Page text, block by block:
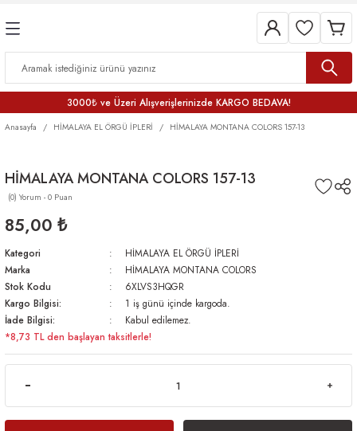
3000₺ ve Üzeri Alışverişlerinizde KARGO BEDAVA!
Anasayfa HİMALAYA EL ÖRGÜ İPLERİ HİMALAYA MONTANA COLORS 157-13
HİMALAYA MONTANA COLORS 157-13
(0) Yorum - 0 Puan
85,00 ₺
Kategori
HİMALAYA EL ÖRGÜ İPLERİ
Marka
HİMALAYA MONTANA COLORS
Stok Kodu
6XLVS3HQGR
Kargo Bilgisi:
1 iş günü içinde kargoda.
İade Bilgisi:
Kabul edilemez.
*8,73 TL den başlayan taksitlerle!